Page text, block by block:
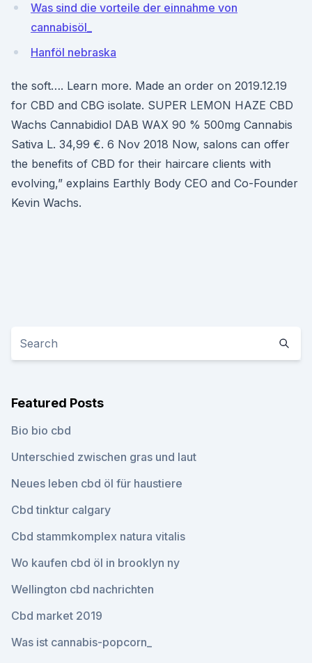
Was sind die vorteile der einnahme von
cannabisöl_
Hanföl nebraska
the soft…. Learn more. Made an order on 2019.12.19
for CBD and CBG isolate. SUPER LEMON HAZE CBD
Wachs Cannabidiol DAB WAX 90 % 500mg Cannabis
Sativa L. 34,99 €. 6 Nov 2018 Now, salons can offer
the benefits of CBD for their haircare clients with
evolving,” explains Earthly Body CEO and Co-Founder
Kevin Wachs.
Featured Posts
Bio bio cbd
Unterschied zwischen gras und laut
Neues leben cbd öl für haustiere
Cbd tinktur calgary
Cbd stammkomplex natura vitalis
Wo kaufen cbd öl in brooklyn ny
Wellington cbd nachrichten
Cbd market 2019
Was ist cannabis-popcorn_